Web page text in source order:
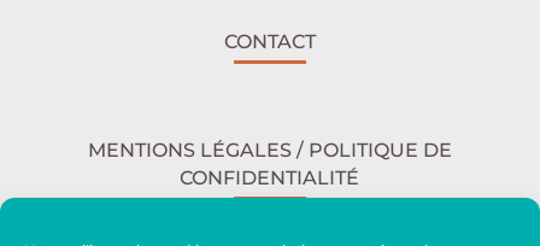
CONTACT
MENTIONS LÉGALES / POLITIQUE DE
CONFIDENTIALITÉ